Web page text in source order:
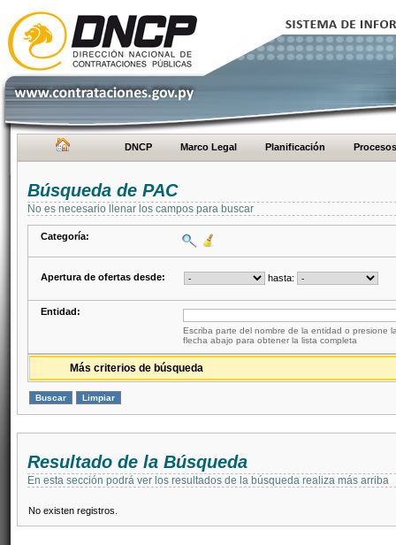
DNCP Marco Legal Planificación Procesos
Búsqueda de PAC
No es necesario llenar los campos para buscar
Categoría:
Apertura de ofertas desde: hasta:
Entidad:
Escriba parte del nombre de la entidad o presione
flecha abajo para obtener la lista completa
Más criterios de búsqueda
Resultado de la Búsqueda
En esta sección podrá ver los resultados de la búsqueda realiza más arriba
No existen registros.